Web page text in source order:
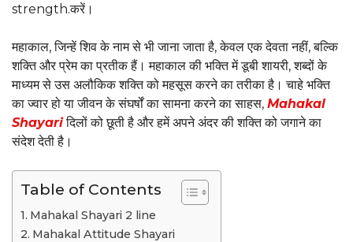
strength.करें।
महाकाल, जिन्हें शिव के नाम से भी जाना जाता है, केवल एक देवता नहीं, बल्कि
शक्ति और प्रेम का प्रतीक हैं। महाकाल की भक्ति में डूबी शायरी, शब्दों के
माध्यम से उस अलौकिक शक्ति को महसूस करने का तरीका है। चाहे भक्ति
का ज्वार हो या जीवन के संघर्षों का सामना करने का साहस, Mahakal
Shayariदिलों को छूती है और हमें अपने अंदर की शक्ति को जगाने का
संदेश देती है।
Table of Contents
Mahakal Shayari 2 line
Mahakal Attitude Shayari